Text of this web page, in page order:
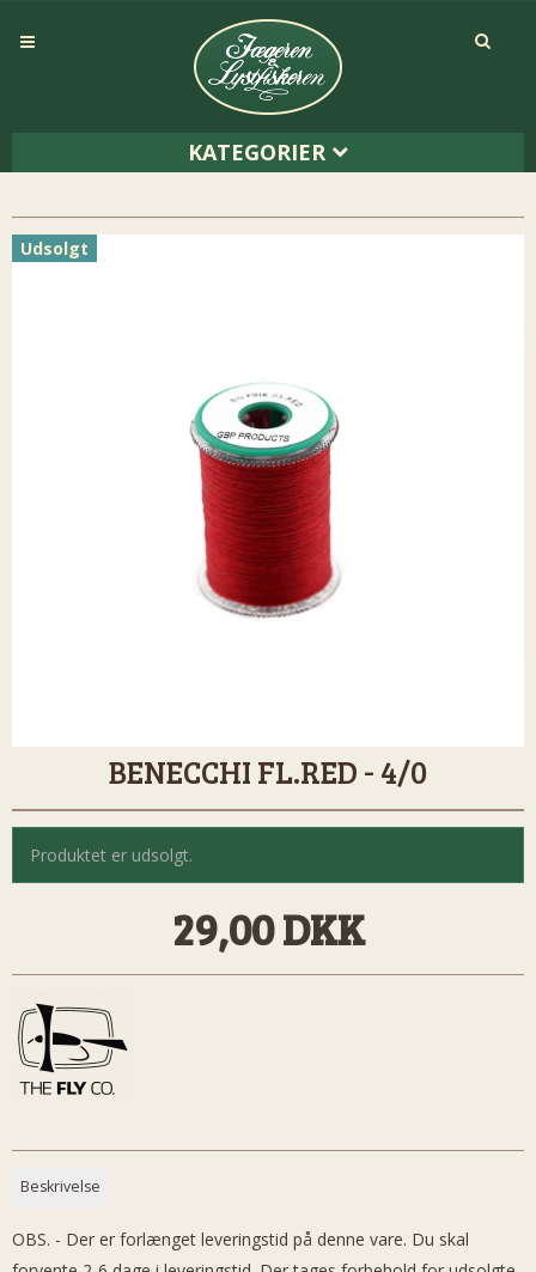
KATEGORIER
Udsolgt
BENECCHI FL.RED - 4/0
Produktet er udsolgt.
29,00 DKK
Beskrivelse
OBS. - Der er forlænget leveringstid på denne vare. Du skal